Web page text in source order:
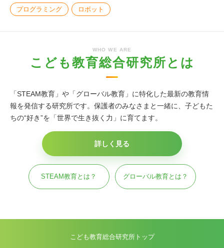
プログラミング ロボット
こども教育総合研究所とは
WHO WE ARE
「STEAM教育」や「グローバル教育」に特化した最新の教育情
報を発信する研究所です。保護者のみなさまと一緒に、子どもた
ちの“好き”を「世界で生き抜く力」に育てます。
詳しく見る
STEAM教育とは？ グローバル教育とは？
こども教育総合研究所トップ